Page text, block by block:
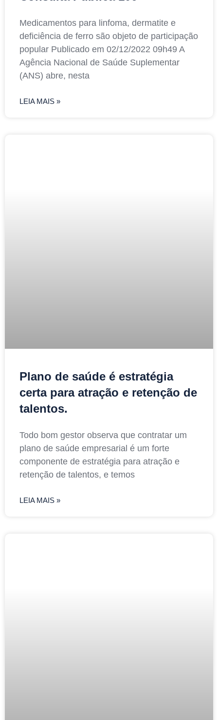
Medicamentos para linfoma, dermatite e
deficiência de ferro são objeto de participação
popular Publicado em 02/12/2022 09h49 A
Agência Nacional de Saúde Suplementar
(ANS) abre, nesta
LEIA MAIS »
Plano de saúde é estratégia
certa para atração e retenção de
talentos.
Todo bom gestor observa que contratar um
plano de saúde empresarial é um forte
componente de estratégia para atração e
retenção de talentos, e temos
LEIA MAIS »